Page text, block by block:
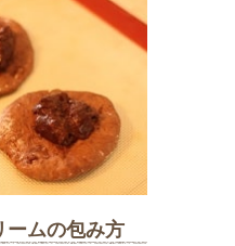
ームの包み方